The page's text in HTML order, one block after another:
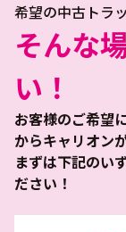
希望の中古トラ
そんな
い！
お客様のご希望
からキャリオン
まずは下記のい
ださい！